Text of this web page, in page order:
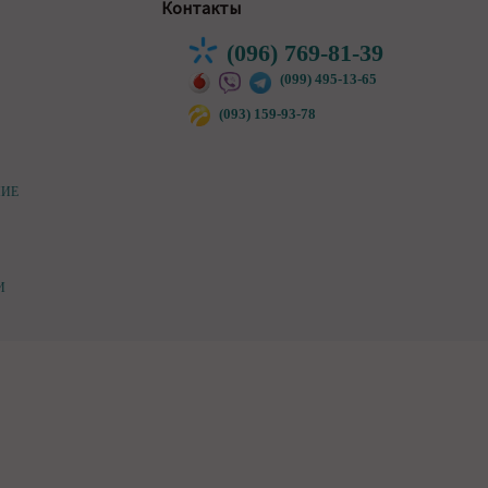
Контакты
(096) 769-81-39
(099) 495-13-65
(093) 159-93-78